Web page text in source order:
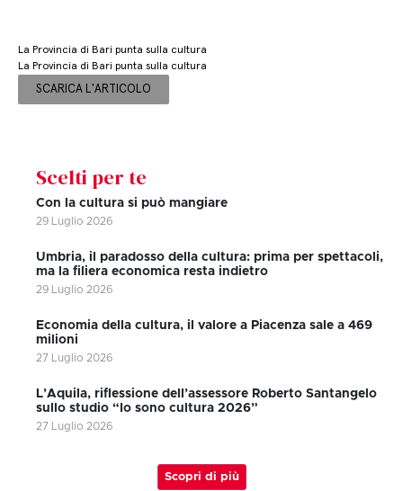
La Provincia di Bari punta sulla cultura
La Provincia di Bari punta sulla cultura
SCARICA L'ARTICOLO
Scelti per te
Con la cultura si può mangiare
29 Luglio 2026
Umbria, il paradosso della cultura: prima per spettacoli,
ma la filiera economica resta indietro
29 Luglio 2026
Economia della cultura, il valore a Piacenza sale a 469
milioni
27 Luglio 2026
L’Aquila, riflessione dell’assessore Roberto Santangelo
sullo studio “Io sono cultura 2026”
27 Luglio 2026
Scopri di più